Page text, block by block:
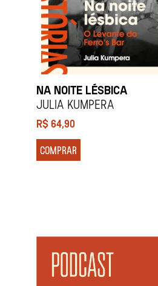
NA NOITE LÉSBICA
Julia Kumpera
R$64,90
COMPRAR